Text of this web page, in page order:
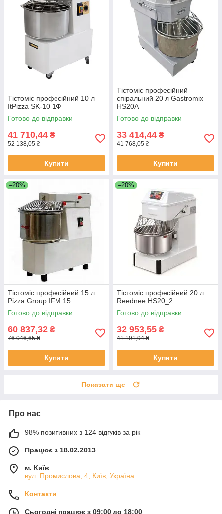
Тістоміс професійний 10 л
ItPizza SK-10 1Ф
Готово до відправки
41 710,44 ₴
52 138,05 ₴
Купити
Тістоміс професійний
спіральний 20 л Gastromix
HS20A
Готово до відправки
33 414,44 ₴
41 768,05 ₴
Купити
–20%
Тістоміс професійний 15 л
Pizza Group IFM 15
Готово до відправки
60 837,32 ₴
76 046,65 ₴
Купити
–20%
Тістоміс професійний 20 л
Reednee HS20_2
Готово до відправки
32 953,55 ₴
41 191,94 ₴
Купити
Показати ще
Про нас
98% позитивних з 124 відгуків за рік
Працює з 18.02.2013
м. Київ
вул. Промислова, 4, Київ, Україна
Контакти
Сьогодні працює з 09:00 до 18:00